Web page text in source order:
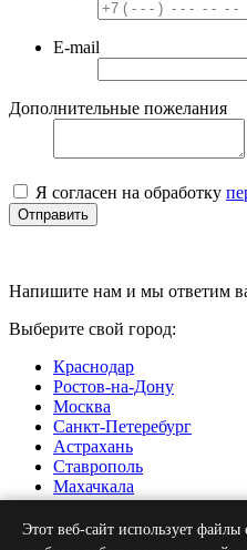
E-mail
Дополнительные пожелания
Я согласен на обработку
Отправить
Напишите нам и мы ответим
Выберите свой город:
Краснодар
Ростов-на-Дону
Москва
Санкт-Петеребург
Астрахань
Ставрополь
Махачкала
Нальчик
Грозный
Севастополь
Этот веб-сайт использует